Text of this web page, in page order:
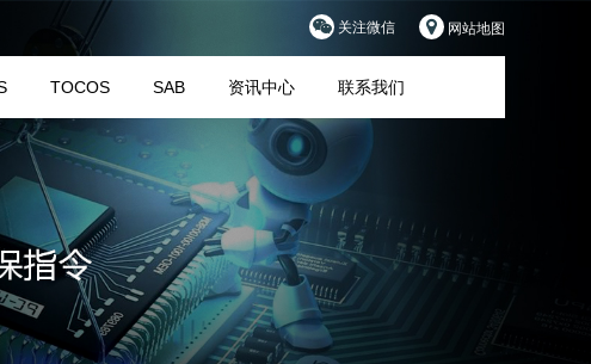
关注微信 网站地图
TOCOS SAB 资讯中心 联系我们